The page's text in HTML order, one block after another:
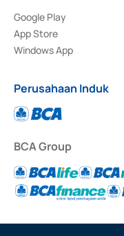
Google Play
App Store
Windows App
Perusahaan Induk
BCA Group